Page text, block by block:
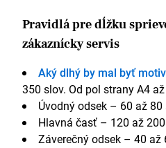
Pravidlá pre dĺžku
zákaznícky servis
Aký dlhý by mal byť
350 slov. Od pol strany A4
Úvodný odsek – 60 až 80
Hlavná časť – 120 až
Záverečný odsek – 40 až